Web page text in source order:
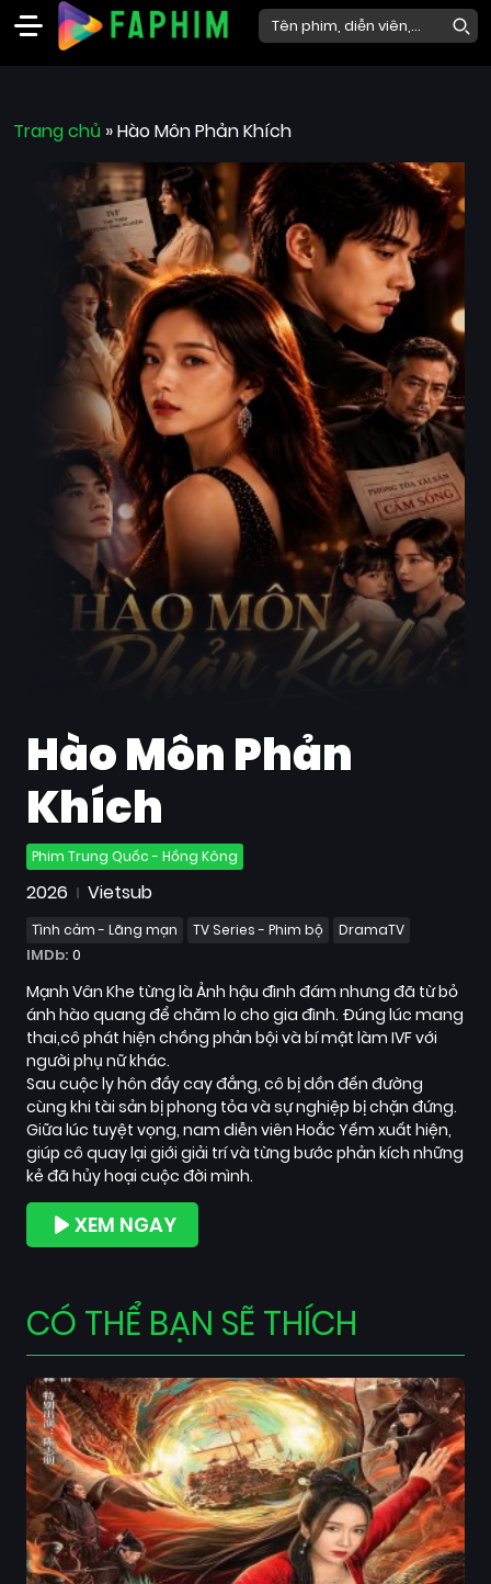
Phim
Phim
Phim
Chiếu
Trang chủ »Hào Môn Phản Khích
Hào Môn Phản
Khích
Phim Trung Quốc - Hồng Kông
2026 Vietsub
Tình cảm - Lãng mạn TV Series - Phim bộ DramaTV
IMDb: 0
Mạnh Vân Khe từng là Ảnh hậu đình đám nhưng đã từ bỏ
ánh hào quang để chăm lo cho gia đình. Đúng lúc mang
thai,cô phát hiện chồng phản bội và bí mật làm IVF với
người phụ nữ khác.
Sau cuộc ly hôn đầy cay đắng, cô bị dồn đến đường
cùng khi tài sản bị phong tỏa và sự nghiệp bị chặn đứng.
Giữa lúc tuyệt vọng, nam diễn viên Hoắc Yếm xuất hiện,
giúp cô quay lại giới giải trí và từng bước phản kích những
kẻ đã hủy hoại cuộc đời mình.
XEM NGAY
CÓ THỂ BẠN SẼ THÍCH